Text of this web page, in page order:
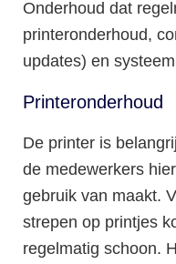
Onderhoud dat
printeronderhoud,
updates) en
Printeronderhoud
De printer is
de medewerkers
gebruik van maakt.
strepen op printjes
regelmatig schoon.